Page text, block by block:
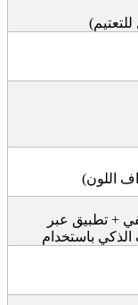
اللون)
+ تطبيق عبر
الذكي باستخدام